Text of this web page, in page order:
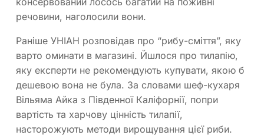
речовини, наголосили вони.
Раніше УНІАН розповідав про “рибу-сміття”, яку
варто оминати в магазині. Йшлося про тилапію,
яку експерти не рекомендують купувати, якою б
дешевою вона не була. За словами шеф-кухаря
Вільяма Айка з Південної Каліфорнії, попри
вартість та харчову цінність тилапії,
насторожують методи вирощування цієї риби.